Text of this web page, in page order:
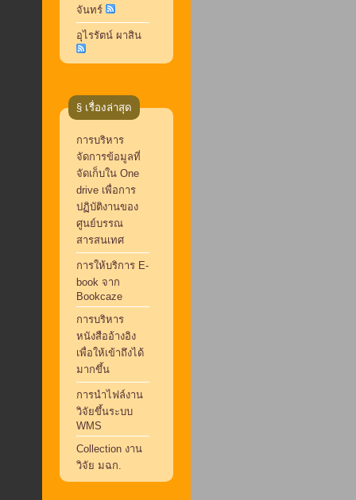
จันทร์
อุไรรัตน์ ผาสิน
§ เรื่องล่าสุด
การบริหาร
จัดการข้อมูลที่
จัดเก็บใน One
drive เพื่อการ
ปฏิบัติงานของ
ศูนย์บรรณ
สารสนเทศ
การให้บริการ E-
book จาก
Bookcaze
การบริหาร
หนังสืออ้างอิง
เพื่อให้เข้าถึงได้
มากขึ้น
การนำไฟล์งาน
วิจัยขึ้นระบบ
WMS
Collection งาน
วิจัย มฉก.